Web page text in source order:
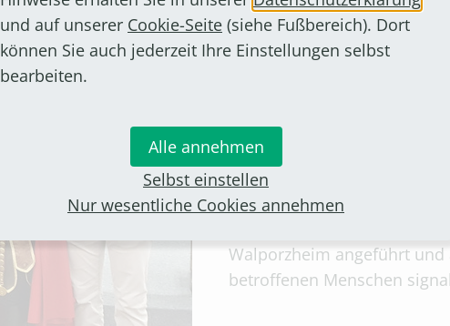
Der Martinsausschuss
Organisator des
Aktivitäten rund um St.
Zugs, die Verteilung der
und das Besuchsprogramm
Nach der Flut an der Ahr im
begleitet von seinen
Walporzheim angeführt
betroffenen Menschen
und auf unserer Cookie-Seite (siehe Fußbereich). Dort
können Sie auch jederzeit Ihre Einstellungen selbst
bearbeiten.
Alle annehmen
Selbst einstellen
Nur wesentliche Cookies annehmen